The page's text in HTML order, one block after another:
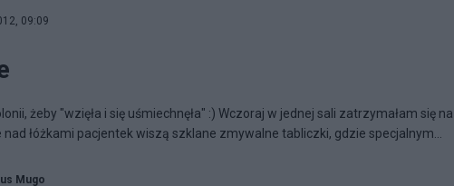
09:09
żeby "wzięła i się uśmiechnęła" :) Wczoraj w jednej sali zatrzymałam się na
nad łóżkami pacjentek wiszą szklane zmywalne tabliczki, gdzie specjalnym...
Mugo